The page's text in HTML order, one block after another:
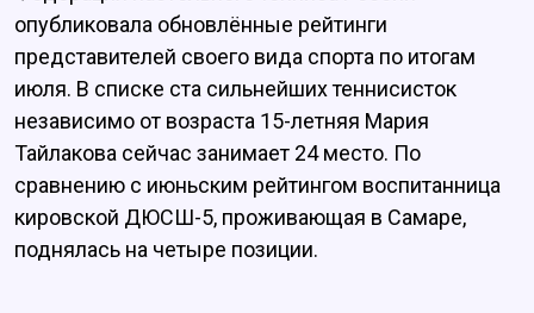
опубликовала обновлённые рейтинги
представителей своего вида спорта по итогам
июля. В списке ста сильнейших теннисисток
независимо от возраста 15-летняя Мария
Тайлакова сейчас занимает 24 место. По
сравнению с июньским рейтингом воспитанница
кировской ДЮСШ-5, проживающая в Самаре,
поднялась на четыре позиции.